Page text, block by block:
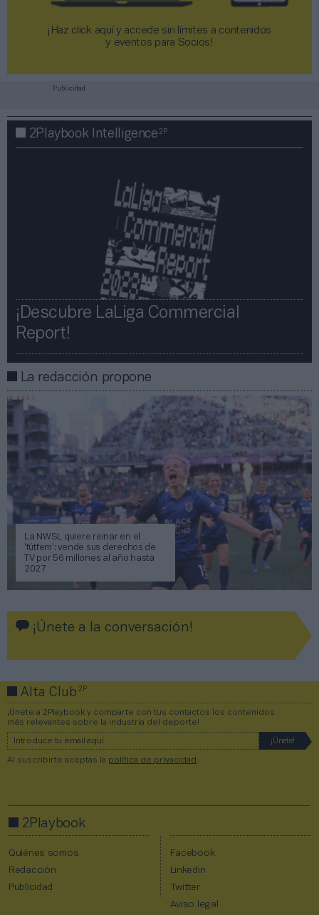
¡Haz click aquí y accede sin límites a contenidos
y eventos para Socios!​​​​​​​
Publicidad
2Playbook Intelligence2P
¡Descubre LaLiga Commercial
Report!​​
La redacción propone
La NWSL quiere reinar en el
‘fútfem’: vende sus derechos de
TV por 56 millones al año hasta
2027
¡Únete a la conversación!
Alta Club2P
¡Únete a 2Playbook y comparte con tus contactos los contenidos
más relevantes sobre la industria del deporte!
Al suscribirte aceptas la política de privacidad
2Playbook
Quiénes somos
Redacción
Publicidad
Facebook
Linkedin
Twitter
Aviso legal